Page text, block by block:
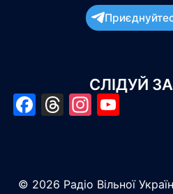
СЛІДУЙ
Facebook
Threads
© 2026 Радіо Вільної